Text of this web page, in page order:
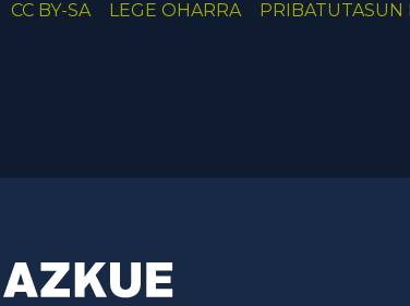
CC BY-SA LEGE OHARRA PRIBATUTASUN